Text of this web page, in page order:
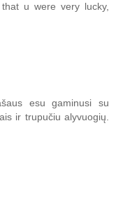
u were very lucky,
esu gaminusi su
ir trupučiu alyvuogių.